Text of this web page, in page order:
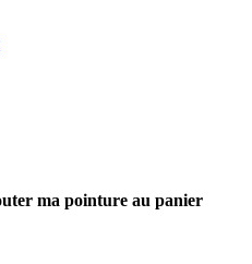
ma pointure au panier